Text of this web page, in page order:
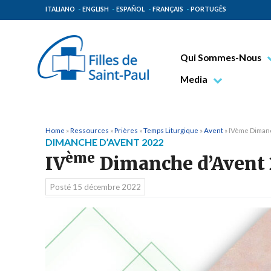
ITALIANO ENGLISH ESPAÑOL FRANÇAIS PORTUGÊS
Qui Sommes-Nous
Bienheureux Jacques
Lieux d’origine
Media
Home »Ressources »Prières »Temps Liturgique »Avent » IVème
DIMANCHE D’AVENT 2022
IVème Dimanche d’Avent
Posté 15 décembre 2022